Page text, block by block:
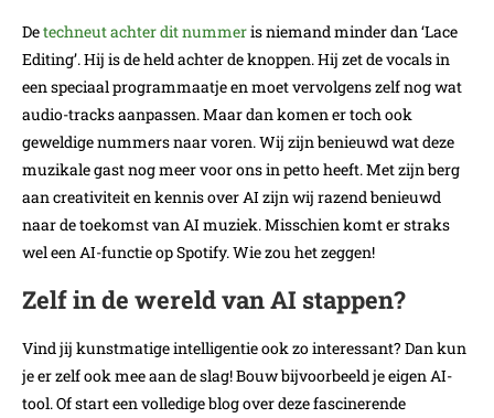
Detechneut achter dit nummeris niemand minder dan ‘Lace
Editing’. Hij is de held achter de knoppen. Hij zet de vocals in
een speciaal programmaatje en moet vervolgens zelf nog wat
audio-tracks aanpassen. Maar dan komen er toch ook
geweldige nummers naar voren. Wij zijn benieuwd wat deze
muzikale gast nog meer voor ons in petto heeft. Met zijn berg
aan creativiteit en kennis over AI zijn wij razend benieuwd
naar de toekomst van AI muziek. Misschien komt er straks
wel een AI-functie op Spotify. Wie zou het zeggen!
Zelf in de wereld van AI stappen?
Vind jij kunstmatige intelligentie ook zo interessant? Dan kun
je er zelf ook mee aan de slag! Bouw bijvoorbeeld je eigen AI-
tool. Of start een volledige blog over deze fascinerende